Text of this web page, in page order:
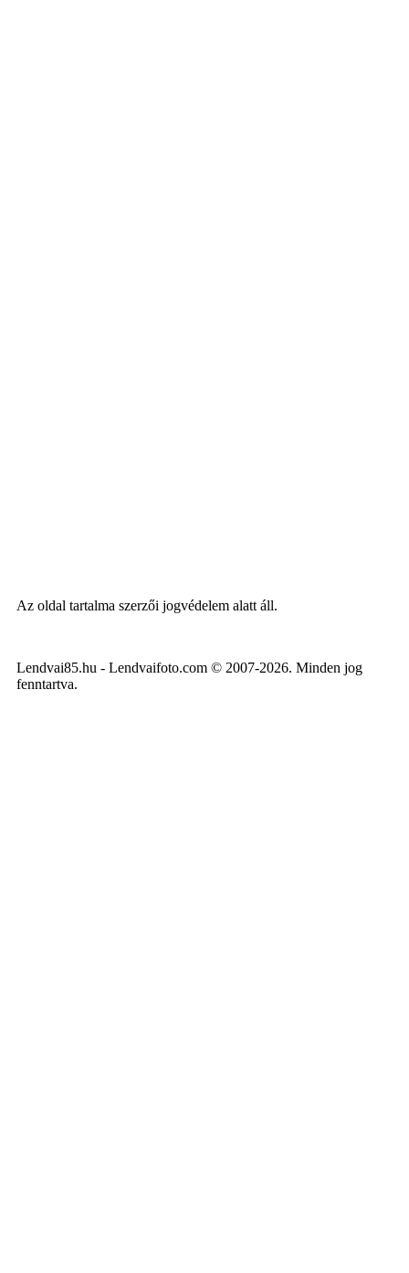
Az oldal tartalma szerzői jogvédelem alatt áll.
Lendvai85.hu - Lendvaifoto.com © 2007-2026. Minden jog
fenntartva.